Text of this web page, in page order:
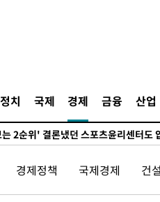
정치 국제 경제 금융 산업
'…기상청 "태풍 지나며 폭염 잠시 꺾
시, 혼조 출발…나스닥 0.3%↓, 다우
2순위' 결론냈던 스포츠윤리센터도
해로 쏜 발사체는 탄도미사일 가능성
서비스 장애 발생…"원인 파악 중"
경제정책 국제경제 건